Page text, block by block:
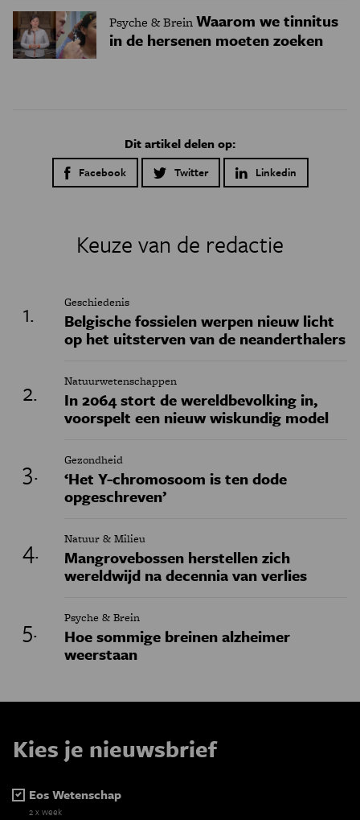
Psyche & BreinWaarom we tinnitus
in de hersenen moeten zoeken
Dit artikel delen op:
Facebook Twitter Linkedin
Keuze van de redactie
Geschiedenis
Belgische fossielen werpen nieuw licht
op het uitsterven van de neanderthalers
Natuurwetenschappen
In 2064 stort de wereldbevolking in,
voorspelt een nieuw wiskundig model
Gezondheid
‘Het Y-chromosoom is ten dode
opgeschreven’
Natuur & Milieu
Mangrovebossen herstellen zich
wereldwijd na decennia van verlies
Psyche & Brein
Hoe sommige breinen alzheimer
weerstaan
Kies je nieuwsbrief
Eos Wetenschap
2 x week